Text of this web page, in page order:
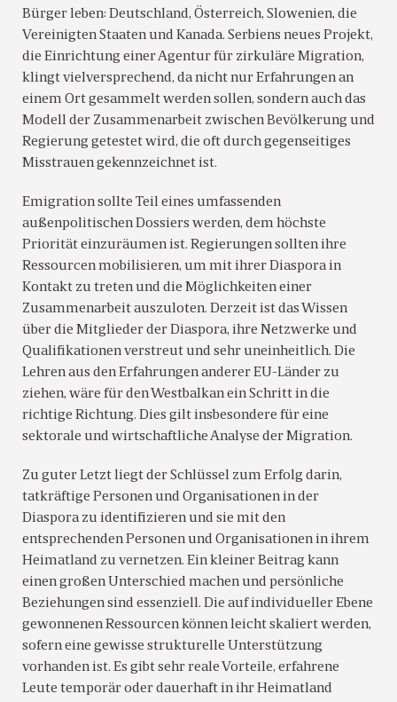
Bürger leben: Deutschland, Österreich, Slowenien, die
Vereinigten Staaten und Kanada. Serbiens neues Projekt,
die Einrichtung einer Agentur für zirkuläre Migration,
klingt vielversprechend, da nicht nur Erfahrungen an
einem Ort gesammelt werden sollen, sondern auch das
Modell der Zusammenarbeit zwischen Bevölkerung und
Regierung getestet wird, die oft durch gegenseitiges
Misstrauen gekennzeichnet ist.
Emigration sollte Teil eines umfassenden
außenpolitischen Dossiers werden, dem höchste
Priorität einzuräumen ist. Regierungen sollten ihre
Ressourcen mobilisieren, um mit ihrer Diaspora in
Kontakt zu treten und die Möglichkeiten einer
Zusammenarbeit auszuloten. Derzeit ist das Wissen
über die Mitglieder der Diaspora, ihre Netzwerke und
Qualifikationen verstreut und sehr uneinheitlich. Die
Lehren aus den Erfahrungen anderer EU-Länder zu
ziehen, wäre für den Westbalkan ein Schritt in die
richtige Richtung. Dies gilt insbesondere für eine
sektorale und wirtschaftliche Analyse der Migration.
Zu guter Letzt liegt der Schlüssel zum Erfolg darin,
tatkräftige Personen und Organisationen in der
Diaspora zu identifizieren und sie mit den
entsprechenden Personen und Organisationen in ihrem
Heimatland zu vernetzen. Ein kleiner Beitrag kann
einen großen Unterschied machen und persönliche
Beziehungen sind essenziell. Die auf individueller Ebene
gewonnenen Ressourcen können leicht skaliert werden,
sofern eine gewisse strukturelle Unterstützung
vorhanden ist. Es gibt sehr reale Vorteile, erfahrene
Leute temporär oder dauerhaft in ihr Heimatland